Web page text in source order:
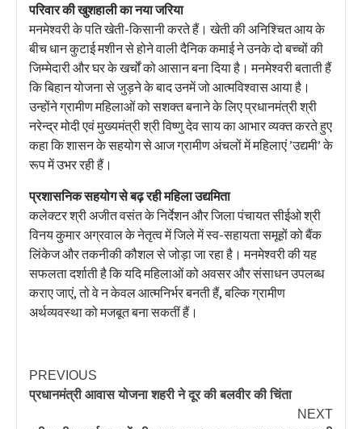
परिवार की खुशहाली का नया जरिया
मनमेश्वरी के पति खेती-किसानी करते हैं। खेती की अनिश्चित आय के
बीच धान कुटाई मशीन से होने वाली दैनिक कमाई ने उनके दो बच्चों की
जिम्मेदारी और घर के खर्चों को आसान बना दिया है। मनमेश्वरी बताती हैं
कि बिहान योजना से जुड़ने के बाद उनमें जो आत्मविश्वास आया है।
उन्होंने ग्रामीण महिलाओं को सशक्त बनाने के लिए प्रधानमंत्री श्री
नरेन्द्र मोदी एवं मुख्यमंत्री श्री विष्णु देव साय का आभार व्यक्त करते हुए
कहा कि शासन के सहयोग से आज ग्रामीण अंचलों में महिलाएं ’उद्यमी’ के
रूप में उभर रही हैं।
प्रशासनिक सहयोग से बढ़ रही महिला उद्यमिता
कलेक्टर श्री अजीत वसंत के निर्देशन और जिला पंचायत सीईओ श्री
विनय कुमार अग्रवाल के नेतृत्व में जिले में स्व-सहायता समूहों को बैंक
लिंकेज और तकनीकी कौशल से जोड़ा जा रहा है। मनमेश्वरी की यह
सफलता दर्शाती है कि यदि महिलाओं को अवसर और संसाधन उपलब्ध
कराए जाएं, तो वे न केवल आत्मनिर्भर बनती हैं, बल्कि ग्रामीण
अर्थव्यवस्था को मजबूत बना सकतीं हैं।
PREVIOUS
प्रधानमंत्री आवास योजना शहरी ने दूर की बलवीर की चिंता
NEXT